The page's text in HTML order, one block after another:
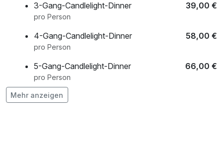
3-Gang-Candlelight-Dinner
39,00 €
pro Person
4-Gang-Candlelight-Dinner 58,00 €
pro Person
5-Gang-Candlelight-Dinner 66,00 €
pro Person
Flasche Champagner
Mehr anzeigen